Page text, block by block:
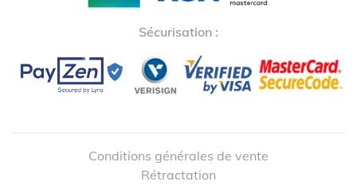
Sécurisation :
Conditions générales de vente
Rétractation